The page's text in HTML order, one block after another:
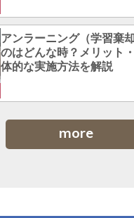
アンラーニング（学習棄
のはどんな時？メリット
体的な実施方法を解説
more